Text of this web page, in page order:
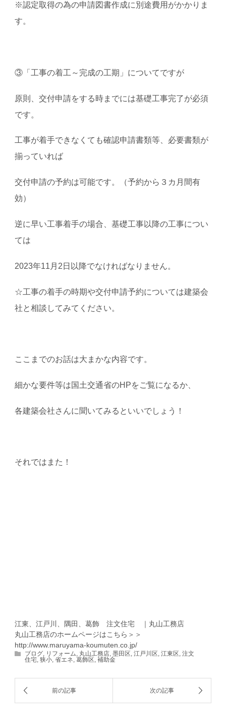
※認定取得の為の申請図書作成に別途費用がかかりま
す。
③「工事の着工～完成の工期」についてですが
原則、交付申請をする時までには基礎工事完了が必須
です。
工事が着手できなくても確認申請書類等、必要書類が
揃っていれば
交付申請の予約は可能です。（予約から３カ月間有
効）
逆に早い工事着手の場合、基礎工事以降の工事につい
ては
2023年11月2日以降でなければなりません。
☆工事の着手の時期や交付申請予約については建築会
社と相談してみてください。
ここまでのお話は大まかな内容です。
細かな要件等は国土交通省のHPをご覧になるか、
各建築会社さんに聞いてみるといいでしょう！
それではまた！
江東、江戸川、隅田、葛飾 注文住宅 ｜丸山工務店
丸山工務店のホームページはこちら＞＞
http://www.maruyama-koumuten.co.jp/
ブログ, リフォーム, 丸山工務店, 墨田区, 江戸川区, 江東区, 注文
住宅, 狭小, 省エネ, 葛飾区, 補助金